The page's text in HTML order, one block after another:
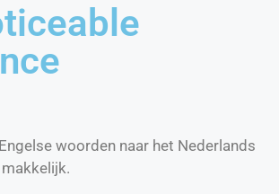
woorden naar het Nederlands